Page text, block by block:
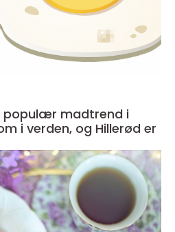
populær madtrend i
i verden, og Hillerød er